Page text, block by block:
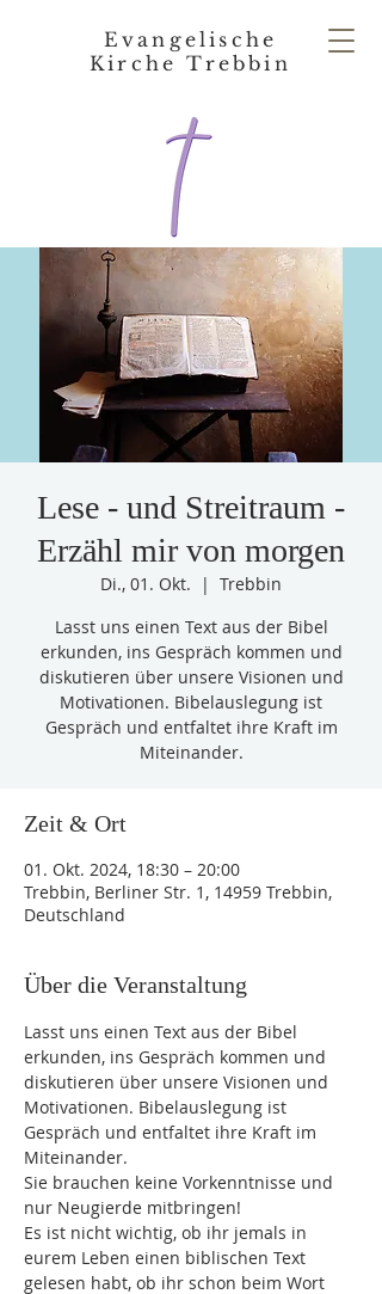
Evangelische
Kirche Trebbin
Lese - und Streitraum -
Erzähl mir von morgen
Di., 01. Okt.
  |
Trebbin
Lasst uns einen Text aus der Bibel
erkunden, ins Gespräch kommen und
diskutieren über unsere Visionen und
Motivationen. Bibelauslegung ist
Gespräch und entfaltet ihre Kraft im
Miteinander.
Zeit & Ort
01. Okt. 2024, 18:30 – 20:00
Trebbin, Berliner Str. 1, 14959 Trebbin,
Deutschland
Über die Veranstaltung
Lasst uns einen Text aus der Bibel
erkunden, ins Gespräch kommen und
diskutieren über unsere Visionen und
Motivationen. Bibelauslegung ist
Gespräch und entfaltet ihre Kraft im
Miteinander.
Sie brauchen keine Vorkenntnisse und
nur Neugierde mitbringen!
Es ist nicht wichtig, ob ihr jemals in
eurem Leben einen biblischen Text
gelesen habt, ob ihr schon beim Wort